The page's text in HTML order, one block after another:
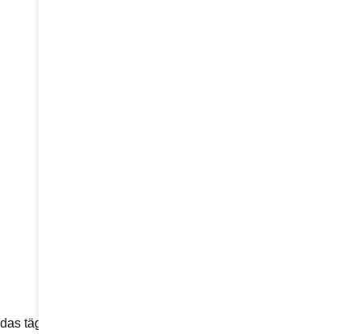
tägliche Leben für Menschen mit